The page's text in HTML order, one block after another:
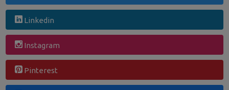
Linkedin
Instagram
Pinterest